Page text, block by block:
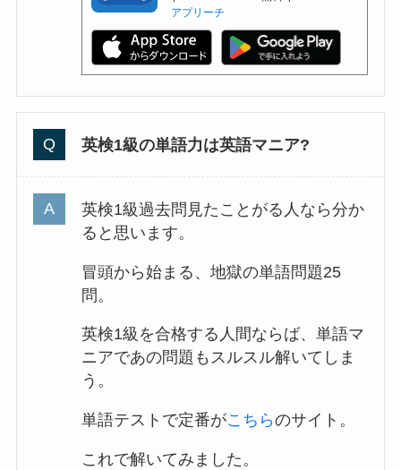
アプリーチ
英検1級の単語力は英語マニア?
英検1級過去問見たことがる人なら分か
ると思います。
冒頭から始まる、地獄の単語問題25
問。
英検1級を合格する人間ならば、単語マ
ニアであの問題もスルスル解いてしま
う。
単語テストで定番がこちらのサイト。
これで解いてみました。